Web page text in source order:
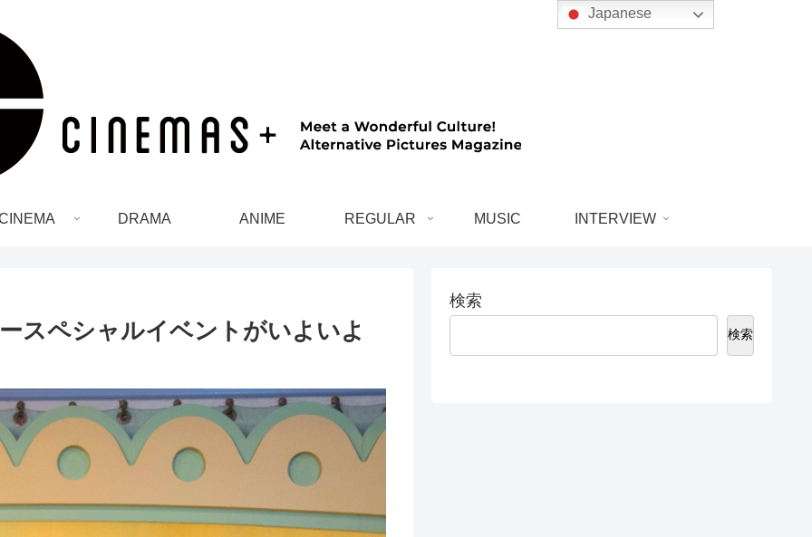
DRAMA ANIME REGULAR MUSIC INTERVIEW
スペシャルイベントがいよいよ
検索
検索
Japanese